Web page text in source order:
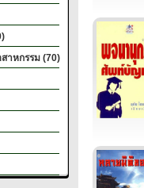
าหกรรม (70)